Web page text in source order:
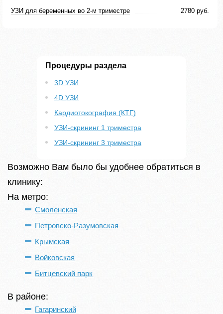
УЗИ для беременных во 2-м триместре 2780 руб.
Процедуры раздела
3D УЗИ
4D УЗИ
Кардиотокография (КТГ)
УЗИ-скрининг 1 триместра
УЗИ-скрининг 3 триместра
Возможно Вам было бы удобнее обратиться в
клинику:
На метро:
Смоленская
Петровско-Разумовская
Крымская
Войковская
Битцевский парк
В районе:
Гагаринский